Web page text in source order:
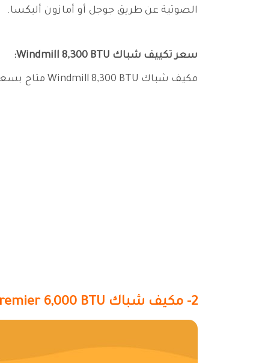
الصوتية عن طريق جوجل أو أمازون أليكسا.
سعر تكييف شباك Windmill 8,300 BTU:
مكيف شباك Windmill 8,300 BTU متاح بسعر 1552 ريال سعودي.
2- مكيف شباك Friedrich Chill Premier 6,000 BTU